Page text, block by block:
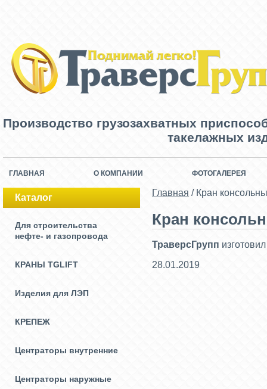
Производство грузозахватных
такелажных
ГЛАВНАЯ О КОМПАНИИ ФОТОГАЛЕРЕЯ
Каталог
Для строительства
нефте- и газопровода
КРАНЫ TGLIFT
Изделия для ЛЭП
КРЕПЕЖ
Центраторы внутренние
Центраторы наружные
Главная / Кран
Кран
ТраверсГрупп
28.01.2019